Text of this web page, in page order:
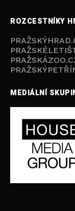
ROZCESTNÍKY
MEDIÁLNÍ